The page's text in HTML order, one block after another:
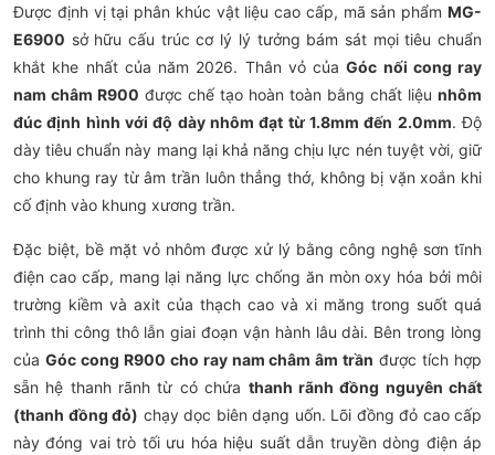
Được định vị tại phân khúc vật liệu cao cấp, mã sản phẩm MG-
E6900 sở hữu cấu trúc cơ lý lý tưởng bám sát mọi tiêu chuẩn
khắt khe nhất của năm 2026. Thân vỏ củaGóc nối cong ray
nam châm R900 được chế tạo hoàn toàn bằng chất liệu nhôm
đúc định hình với độ dày nhôm đạt từ 1.8mm đến 2.0mm. Độ
dày tiêu chuẩn này mang lại khả năng chịu lực nén tuyệt vời, giữ
cho khung ray từ âm trần luôn thẳng thớ, không bị vặn xoắn khi
cố định vào khung xương trần.
Đặc biệt, bề mặt vỏ nhôm được xử lý bằng công nghệ sơn tĩnh
điện cao cấp, mang lại năng lực chống ăn mòn oxy hóa bởi môi
trường kiềm và axit của thạch cao và xi măng trong suốt quá
trình thi công thô lẫn giai đoạn vận hành lâu dài. Bên trong lòng
của Góc cong R900 cho ray nam châm âm trần được tích hợp
sẵn hệ thanh rãnh từ có chứa thanh rãnh đồng nguyên chất
(thanh đồng đỏ) chạy dọc biên dạng uốn. Lõi đồng đỏ cao cấp
này đóng vai trò tối ưu hóa hiệu suất dẫn truyền dòng điện áp